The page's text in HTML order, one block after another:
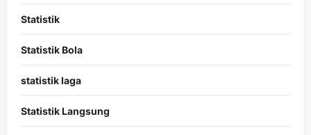
Statistik
Statistik Bola
statistik laga
Statistik Langsung